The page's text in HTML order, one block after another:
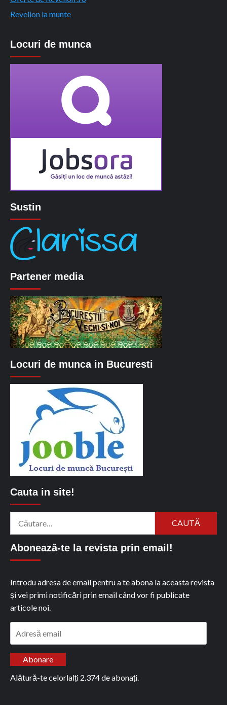
Revelion la munte
Locuri de munca
Sustin
Partener media
Locuri de munca in Bucuresti
Cauta in site!
Abonează-te la revista prin email!
Introdu adresa de email pentru a te abona la aceasta revista
și vei primi notificări prin email când vor fi publicate
articole noi.
Abonare
Alătură-te celorlalți 2.374 de abonați.